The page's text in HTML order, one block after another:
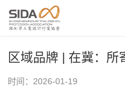
区域品牌 | 在冀：所
时间：2026-01-19